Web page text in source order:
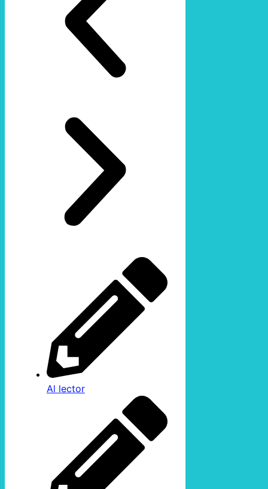
Al lector